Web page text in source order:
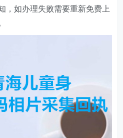
，如办理失败需要重新免费上